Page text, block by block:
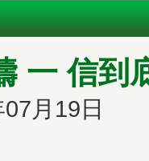
一 信到
月19日